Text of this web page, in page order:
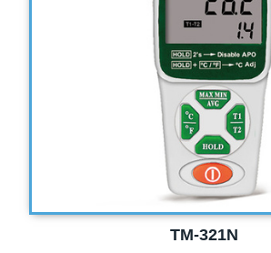
TM-321N